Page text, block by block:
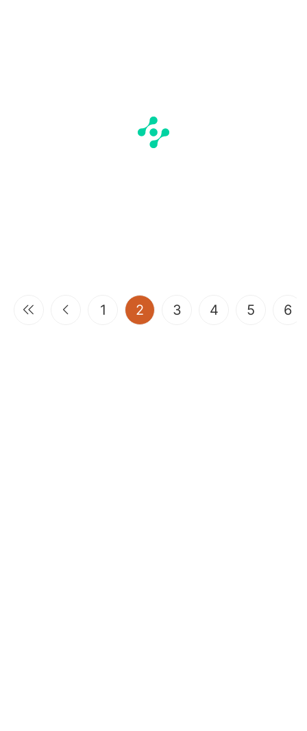
1 2 (current)
3 4 5 6